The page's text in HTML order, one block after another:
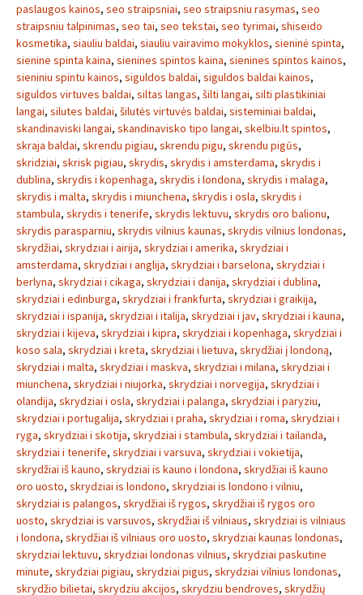
paslaugos kainos, seo straipsniai, seo straipsniu rasymas, seo
straipsniu talpinimas, seo tai, seo tekstai, seo tyrimai, shiseido
kosmetika, siauliu baldai, siauliu vairavimo mokyklos, sieninė spinta,
sienine spinta kaina, sienines spintos kaina, sienines spintos kainos,
sieniniu spintu kainos, siguldos baldai, siguldos baldai kainos,
siguldos virtuves baldai, siltas langas, šilti langai, silti plastikiniai
langai, silutes baldai, šilutės virtuvės baldai, sisteminiai baldai,
skandinaviski langai, skandinavisko tipo langai, skelbiu.lt spintos,
skraja baldai, skrendu pigiau, skrendu pigu, skrendu pigūs,
skridziai, skrisk pigiau, skrydis, skrydis i amsterdama, skrydis i
dublina, skrydis i kopenhaga, skrydis i londona, skrydis i malaga,
skrydis i malta, skrydis i miunchena, skrydis i osla, skrydis i
stambula, skrydis i tenerife, skrydis lektuvu, skrydis oro balionu,
skrydis parasparniu, skrydis vilnius kaunas, skrydis vilnius londonas,
skrydžiai, skrydziai i airija, skrydziai i amerika, skrydziai i
amsterdama, skrydziai i anglija, skrydziai i barselona, skrydziai i
berlyna, skrydziai i cikaga, skrydziai i danija, skrydziai i dublina,
skrydziai i edinburga, skrydziai i frankfurta, skrydziai i graikija,
skrydziai i ispanija, skrydziai i italija, skrydziai i jav, skrydziai i kauna,
skrydziai i kijeva, skrydziai i kipra, skrydziai i kopenhaga, skrydziai i
koso sala, skrydziai i kreta, skrydziai i lietuva, skrydžiai į londoną,
skrydziai i malta, skrydziai i maskva, skrydziai i milana, skrydziai i
miunchena, skrydziai i niujorka, skrydziai i norvegija, skrydziai i
olandija, skrydziai i osla, skrydziai i palanga, skrydziai i paryziu,
skrydziai i portugalija, skrydziai i praha, skrydziai i roma, skrydziai i
ryga, skrydziai i skotija, skrydziai i stambula, skrydziai i tailanda,
skrydziai i tenerife, skrydziai i varsuva, skrydziai i vokietija,
skrydžiai iš kauno, skrydziai is kauno i londona, skrydžiai iš kauno
oro uosto, skrydziai is londono, skrydziai is londono i vilniu,
skrydziai is palangos, skrydžiai iš rygos, skrydžiai iš rygos oro
uosto, skrydziai is varsuvos, skrydžiai iš vilniaus, skrydziai is vilniaus
i londona, skrydžiai iš vilniaus oro uosto, skrydziai kaunas londonas,
skrydziai lektuvu, skrydziai londonas vilnius, skrydziai paskutine
minute, skrydziai pigiau, skrydziai pigus, skrydziai vilnius londonas,
skrydžio bilietai, skrydziu akcijos, skrydziu bendroves, skrydžių